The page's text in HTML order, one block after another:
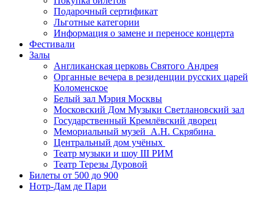
Подарочный сертификат
Льготные категории
Информация о замене и переносе концерта
Фестивали
Залы
Англиканская церковь Святого Андрея
Органные вечера в резиденции русских царей
Коломенское
Белый зал Мэрия Москвы
Московский Дом Музыки Светлановский зал
Государственный Кремлёвский дворец
Мемориальный музей А.Н. Скрябина
Центральный дом учёных
Театр музыки и шоу III РИМ
Театр Терезы Дуровой
Билеты от 500 до 900
Нотр-Дам де Пари